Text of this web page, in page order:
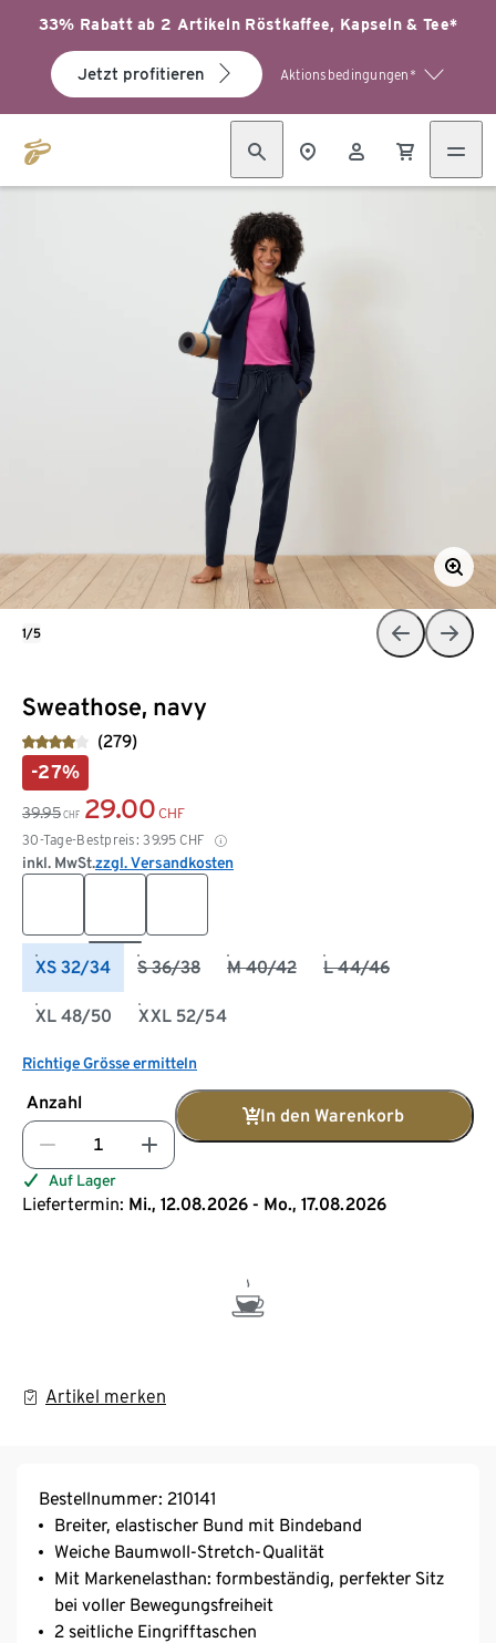
33% Rabatt ab 2 Artikeln Röstkaffee, Kapseln & Tee*
Jetzt profitieren Aktionsbedingungen*
Sweathose, navy
(279)
-27%
39.95 CHF 29.00 CHF
30-Tage-Bestpreis: 39.95 CHF
inkl. MwSt.zzgl. Versandkosten
XS 32/34 S 36/38 M 40/42 L 44/46
XL 48/50 XXL 52/54
Richtige Grösse ermitteln
Anzahl
In den Warenkorb
Auf Lager
Liefertermin: Mi., 12.08.2026 - Mo., 17.08.2026
Artikel merken
1/5
Bestellnummer: 210141
Breiter, elastischer Bund mit Bindeband
Weiche Baumwoll-Stretch-Qualität
Mit Markenelasthan: formbeständig, perfekter Sitz
bei voller Bewegungsfreiheit
2 seitliche Eingrifftaschen